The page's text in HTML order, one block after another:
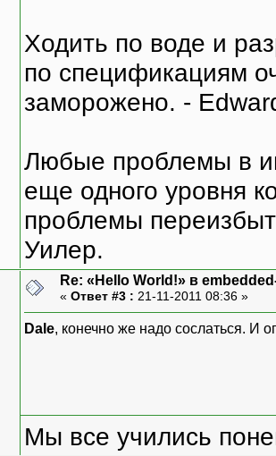
Ходить по воде и
по спецификациям
заморожено. -
Любые проблемы в
еще одного уровня
проблемы
Уилер.
Re: «Hello World!» в
« Ответ #3 : 21-11-2011 08:36 »
Dale, конечно же надо сослаться. И
Мы все учились